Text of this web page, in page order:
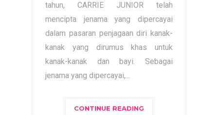
tahun, CARRIE JUNIOR telah
mencipta jenama yang dipercayai
dalam pasaran penjagaan diri kanak-
kanak yang dirumus khas untuk
kanak-kanak dan bayi. Sebagai
jenama yang dipercayai,...
CONTINUE READING